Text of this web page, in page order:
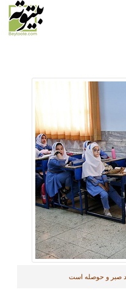
صبر و حوصله است